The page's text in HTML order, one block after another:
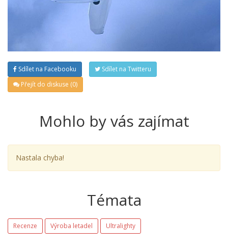
Sdílet na Facebooku
Sdílet na Twitteru
Přejít do diskuse (0)
Mohlo by vás zajímat
Nastala chyba!
Témata
Recenze Výroba letadel Ultralighty